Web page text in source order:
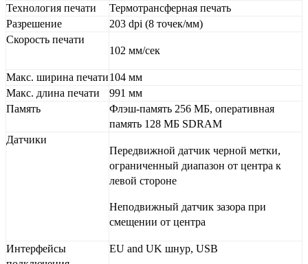
Технология печати
Термотрансферная печать
Разрешение
203 dpi (8 точек/мм)
Скорость печати
102 мм/сек
Макс. ширина печати104 мм
Макс. длина печати
991 мм
Память
Флэш-память 256 МБ, оперативная
память 128 МБ SDRAM
Датчики
Передвижной датчик черной метки,
ограниченный диапазон от центра к
левой стороне
Неподвижный датчик зазора при
смещении от центра
Интерфейсы
EU and UK шнур, USB